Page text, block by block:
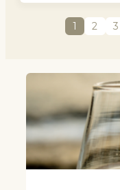
1 2 3